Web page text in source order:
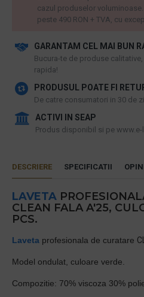
GARANTAM CEL MAI BUN
​Bucura-te de produse
rapida!
PRODUSUL POATE FI
De catre consumatori in 30 de
ACTIVI IN SEAP
Produs disponibil si pe
cazul produselor
peste 490 RON + TVA, cu
DESCRIERE SPECIFICATII
LAVETA
CLEAN FALA A'25,
PCS.
Laveta profesionala de curatare
Model ondulat, culoare verde.
Compozitie: 70% viscoza 30%